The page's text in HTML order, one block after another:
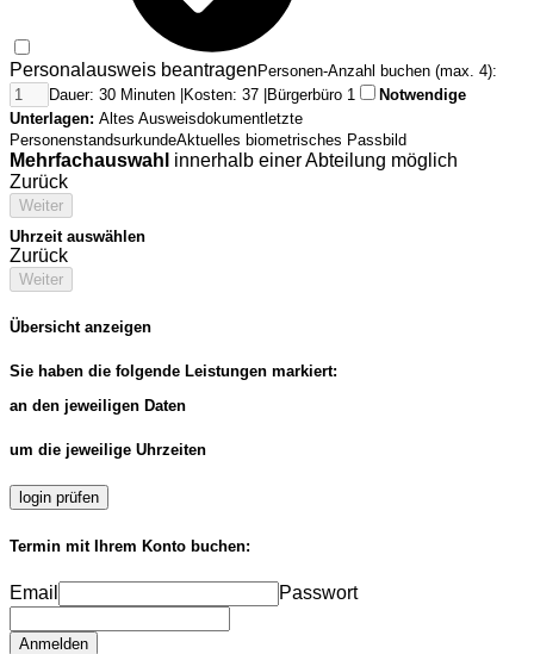
Personalausweis beantragenPersonen-Anzahl buchen (max. 4):
Dauer: 30 Minuten |Kosten: 37 |Bürgerbüro 1
Notwendige
Unterlagen: Altes Ausweisdokumentletzte
PersonenstandsurkundeAktuelles biometrisches Passbild
Mehrfachauswahl innerhalb einer Abteilung möglich
Zurück
Weiter
Uhrzeit auswählen
Zurück
Weiter
Übersicht anzeigen
Sie haben die folgende Leistungen markiert:
an den jeweiligen Daten
um die jeweilige Uhrzeiten
login prüfen
Termin mit Ihrem Konto buchen:
Email Passwort
Anmelden